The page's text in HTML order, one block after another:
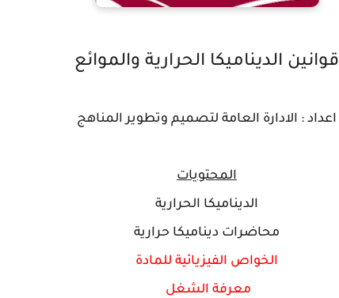
قوانين الديناميكا الحرارية والموائع
اعداد : الادارة العامة لتصميم وتطوير المناهج
المحتويات
الديناميكا الحرارية
محاضرات ديناميكا حرارية
الخواص الفيزيائية للمادة
معرفة الشغل